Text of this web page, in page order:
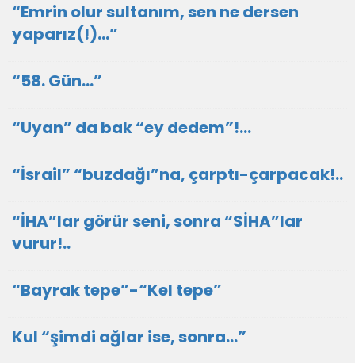
“Emrin olur sultanım, sen ne dersen
yaparız(!)…”
“58. Gün…”
“Uyan” da bak “ey dedem”!...
“İsrail” “buzdağı”na, çarptı-çarpacak!..
“İHA”lar görür seni, sonra “SİHA”lar
vurur!..
“Bayrak tepe”-“Kel tepe”
Kul “şimdi ağlar ise, sonra…”